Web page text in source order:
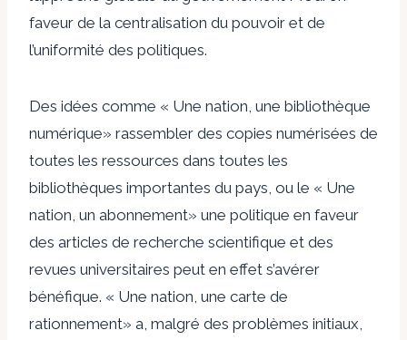
faveur de la centralisation du pouvoir et de
l’uniformité des politiques.
Des idées comme « Une nation, une bibliothèque
numérique» rassembler des copies numérisées de
toutes les ressources dans toutes les
bibliothèques importantes du pays, ou le « Une
nation, un abonnement» une politique en faveur
des articles de recherche scientifique et des
revues universitaires peut en effet s’avérer
bénéfique. « Une nation, une carte de
rationnement» a, malgré des problèmes initiaux,